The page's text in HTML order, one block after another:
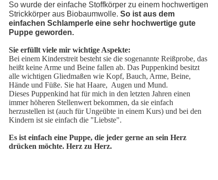
So wurde der einfache Stoffkörper zu einem hochwertigen
Strickkörper aus Biobaumwolle. So ist aus dem
einfachen Schlamperle eine sehr hochwertige gute
Puppe geworden.
Sie erfüllt viele mir wichtige Aspekte:
Bei einem Kinderstreit besteht sie die sogenannte Reißprobe, das
heißt keine Arme und Beine fallen ab. Das Puppenkind besitzt
alle wichtigen Gliedmaßen wie Kopf, Bauch, Arme, Beine,
Hände und Füße. Sie hat Haare, Augen und Mund.
Dieses Puppenkind hat für mich in den letzten Jahren einen
immer höheren Stellenwert bekommen, da sie einfach
herzustellen ist (auch für Ungeübte in einem Kurs) und bei den
Kindern ist sie einfach die "Liebste".
Es ist einfach eine Puppe, die jeder gerne an sein Herz
drücken möchte. Herz zu Herz.